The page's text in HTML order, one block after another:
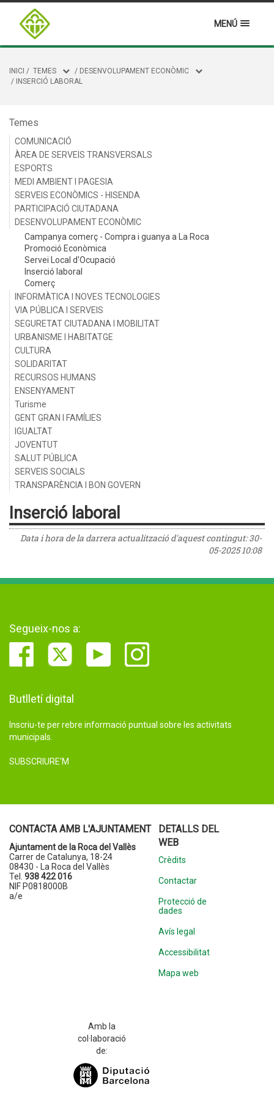
MENÚ
INICI / TEMES / DESENVOLUPAMENT ECONÒMIC
/ INSERCIÓ LABORAL
Temes
COMUNICACIÓ
ÀREA DE SERVEIS TRANSVERSALS
ESPORTS
MEDI AMBIENT I PAGESIA
SERVEIS ECONÒMICS - HISENDA
PARTICIPACIÓ CIUTADANA
DESENVOLUPAMENT ECONÒMIC
Campanya comerç - Compra i guanya a La Roca
Promoció Econòmica
Servei Local d'Ocupació
Inserció laboral
Comerç
INFORMÀTICA I NOVES TECNOLOGIES
VIA PÚBLICA I SERVEIS
SEGURETAT CIUTADANA I MOBILITAT
URBANISME I HABITATGE
CULTURA
SOLIDARITAT
RECURSOS HUMANS
ENSENYAMENT
Turisme
GENT GRAN I FAMÍLIES
IGUALTAT
JOVENTUT
SALUT PÚBLICA
SERVEIS SOCIALS
TRANSPARÈNCIA I BON GOVERN
Inserció laboral
Data i hora de la darrera actualització d'aquest contingut:30-
05-2025 10:08
Segueix-nos a:
Butlletí digital
Inscriu-te per rebre informació puntual sobre les activitats
municipals.
SUBSCRIURE'M
CONTACTA AMB L'AJUNTAMENT
Ajuntament de la Roca del Vallès
Carrer de Catalunya, 18-24
08430 - La Roca del Vallès
Tel. 938 422 016
NIF P0818000B
a/e
DETALLS DEL
WEB
Crèdits
Contactar
Protecció de
dades
Avís legal
Accessibilitat
Mapa web
Amb la
col·laboració
de: